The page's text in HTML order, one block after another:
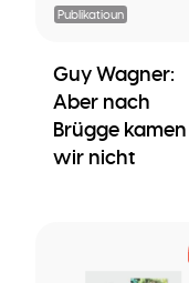
Publikatioun
Guy Wagner:
Aber nach
Brügge kamen
wir nicht